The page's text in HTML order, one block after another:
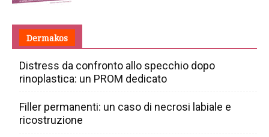
Dermakos
Distress da confronto allo specchio dopo
rinoplastica: un PROM dedicato
Filler permanenti: un caso di necrosi labiale e
ricostruzione